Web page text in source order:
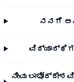
ನನಗೆ
ನೀವು